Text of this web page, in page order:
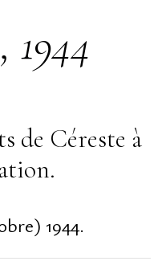
1944
de Céreste à
1944.